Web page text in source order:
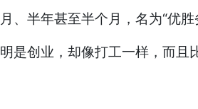
半年甚至半个月，名为“优胜
创业，却像打工一样，而且